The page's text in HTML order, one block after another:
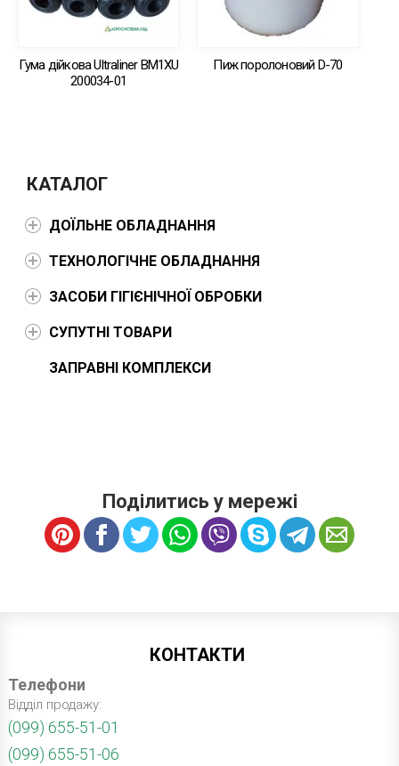
Гума дійкова Ultraliner BM1XU
200034-01
Пиж поролоновий D-70
КАТАЛОГ
ДОЇЛЬНЕ ОБЛАДНАННЯ
ТЕХНОЛОГІЧНЕ ОБЛАДНАННЯ
ЗАСОБИ ГІГІЄНІЧНОЇ ОБРОБКИ
СУПУТНІ ТОВАРИ
ЗАПРАВНІ КОМПЛЕКСИ
Поділитись у мережі
КОНТАКТИ
Телефони
Відділ продажу:
(099) 655-51-01
(099) 655-51-06